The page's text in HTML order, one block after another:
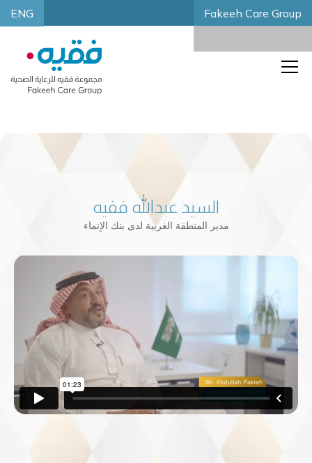
Fakeeh Care Group
ENG
السيد عبدالله فقيه
مدير المنطقة الغربية لدى بنك الإنماء